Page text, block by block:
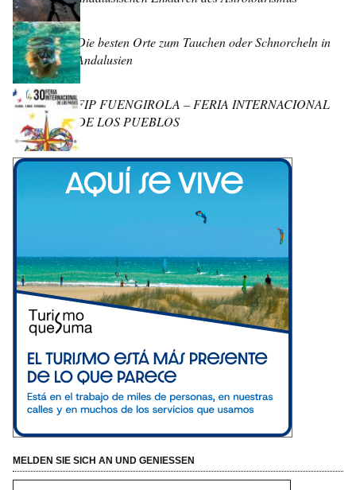
Die besten Orte zum Tauchen oder Schnorcheln in
Andalusien
FIP FUENGIROLA – FERIA INTERNACIONAL
DE LOS PUEBLOS
MELDEN SIE SICH AN UND GENIESSEN